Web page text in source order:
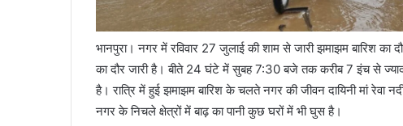
भानपुरा। नगर में रविवार 27 जुलाई की शाम से जारी झमाझम बारिश का
का दौर जारी है। बीते 24 घंटे में सुबह 7:30 बजे तक करीब 7 इंच से
है। रात्रि में हुई झमाझम बारिश के चलते नगर की जीवन दायिनी मां
नगर के निचले क्षेत्रों में बाढ़ का पानी कुछ घरों में भी घुस है।